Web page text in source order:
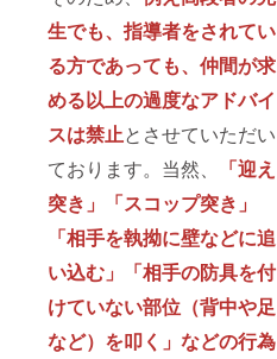
生でも、指導者をされてい
る方であっても、仲間が求
める以上の過度なアドバイ
スは禁止とさせていただい
ております。当然、
「迎え
突き」「スコップ突き」
「相手を執拗に壁などに追
い込む」「相手の防具を付
けていない部位（背中や足
など）を叩く」などの行為